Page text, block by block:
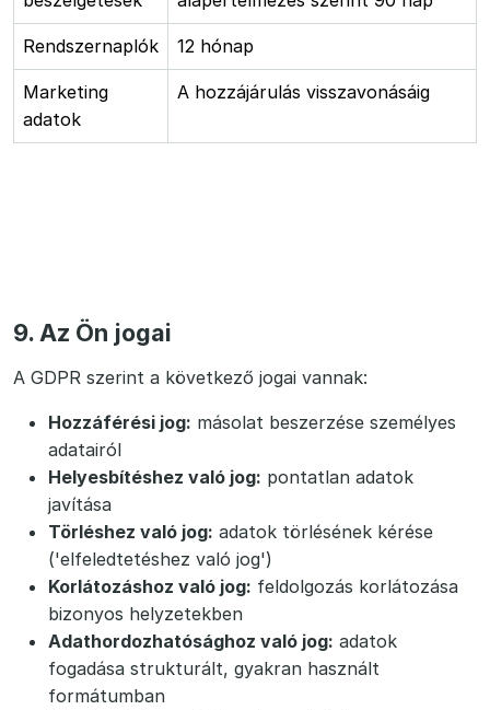
Rendszernaplók 12 hónap
Marketing
adatok
A hozzájárulás visszavonásáig
9. Az Ön jogai
A GDPR szerint a következő jogai vannak:
Hozzáférési jog: másolat beszerzése személyes
adatairól
Helyesbítéshez való jog: pontatlan adatok
javítása
Törléshez való jog: adatok törlésének kérése
('elfeledtetéshez való jog')
Korlátozáshoz való jog: feldolgozás korlátozása
bizonyos helyzetekben
Adathordozhatósághoz való jog: adatok
fogadása strukturált, gyakran használt
formátumban